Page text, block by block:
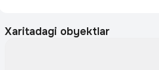
Xaritadagi obyektlar